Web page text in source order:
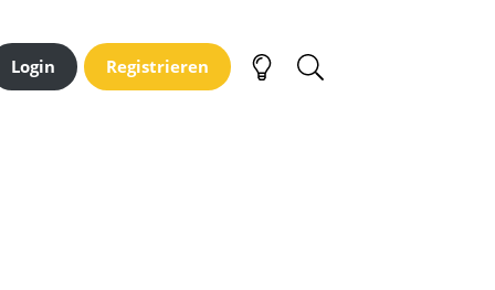
Login Registrieren